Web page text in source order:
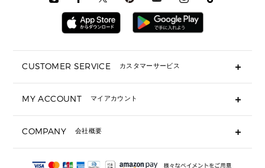
メンズ 時計・その他
メンズウェア
ミニ財布・フラグメントケース
▶ 小物すべて
定期ケース・カードケース・名刺入れ
アクセサリー
CUSTOMER SERVICE カスタマーサービス
ギフト用にラッピングができますか？
ショッピングバッグを購入商品分送ってもらえますか？
注文後に完了メールが受信できないのですが？
MY ACCOUNT マイアカウント
COMPANY 会社概要